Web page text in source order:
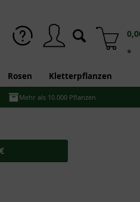
*
Rosen Kletterpflanzen
Mehr als 10.000 Pflanzen